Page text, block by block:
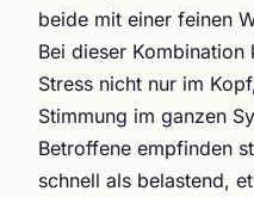
beide mit einer feinen
Bei dieser Kombination
Stress nicht nur im
Stimmung im ganzen
Betroffene empfinden
schnell als belastend,